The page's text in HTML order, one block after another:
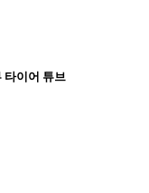
타이어 튜브